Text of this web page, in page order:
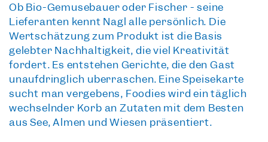
Ob Bio-Gemüsebauer oder Fischer - seine
Lieferanten kennt Nagl alle persönlich. Die
Wertschätzung zum Produkt ist die Basis
gelebter Nachhaltigkeit, die viel Kreativität
fordert. Es entstehen Gerichte, die den Gast
unaufdringlich überraschen. Eine Speisekarte
sucht man vergebens, Foodies wird ein täglich
wechselnder Korb an Zutaten mit dem Besten
aus See, Almen und Wiesen präsentiert.